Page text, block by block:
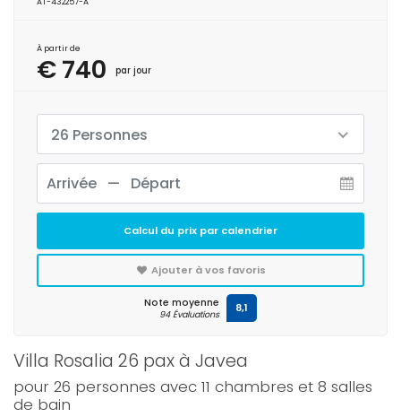
Villa Rosalia 26 pax à Javea
pour 26 personnes avec 11 chambres et 8 salles
de bain
À partir de
€ 740 par jour
26 Personnes
Calcul du prix par calendrier
Ajouter à vos favoris
Note moyenne
94 Évaluations 8,1